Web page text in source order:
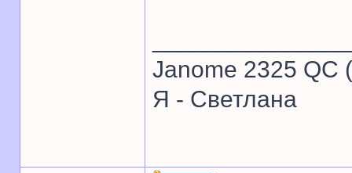
Janome 2325 QC
Я - Светлана